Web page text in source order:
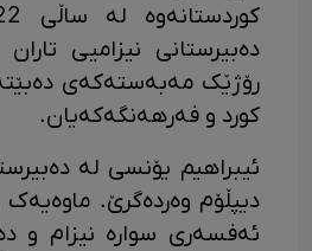
ده‌بیرستانی نیزامیی
رۆژێک مەبەستەکەی
کورد و فه‌رهه‌نگه‌که‌یان.
ئیبراهیم یۆنسی له‌
دیپڵۆم وه‌رده‌گرێ.
ئە‌فسه‌ری سوارە‌ نیزام‌ و